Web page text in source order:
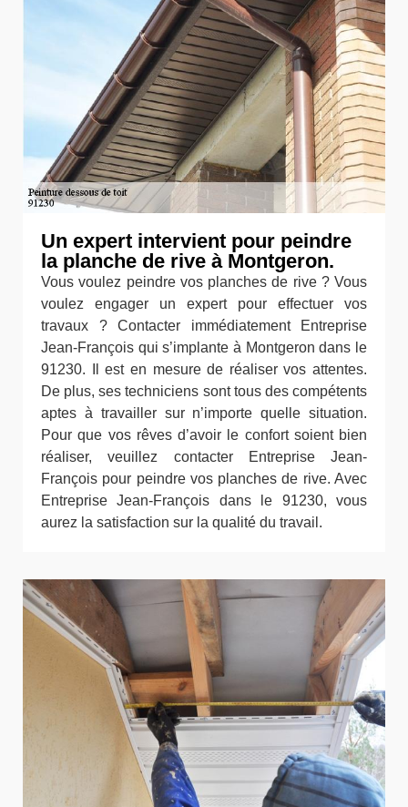
Un expert intervient pour peindre
la planche de rive à Montgeron.
Vous voulez peindre vos planches de rive ? Vous
voulez engager un expert pour effectuer vos
travaux ? Contacter immédiatement Entreprise
Jean-François qui s’implante à Montgeron dans le
91230. Il est en mesure de réaliser vos attentes.
De plus, ses techniciens sont tous des compétents
aptes à travailler sur n’importe quelle situation.
Pour que vos rêves d’avoir le confort soient bien
réaliser, veuillez contacter Entreprise Jean-
François pour peindre vos planches de rive. Avec
Entreprise Jean-François dans le 91230, vous
aurez la satisfaction sur la qualité du travail.